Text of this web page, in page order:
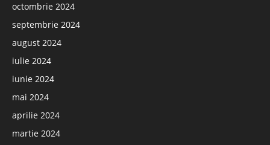
octombrie 2024
septembrie 2024
august 2024
iulie 2024
iunie 2024
mai 2024
aprilie 2024
martie 2024